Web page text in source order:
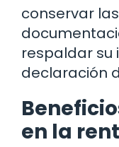
conservar
respaldar su
declaración
en la